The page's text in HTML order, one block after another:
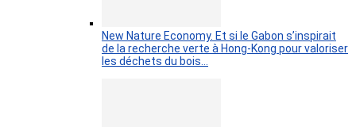
New Nature Economy. Et si le Gabon s’inspirait
de la recherche verte à Hong-Kong pour valoriser
les déchets du bois…